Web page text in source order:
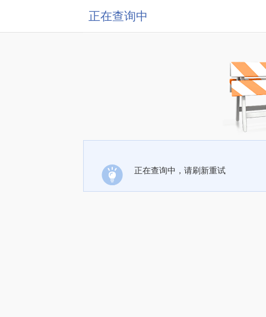
正在查询中
正在查询中，请刷新重试